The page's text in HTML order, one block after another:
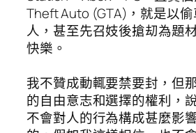
Theft Auto (GTA)，就是以
人，甚至先召妓後搶刧為題
快樂。
我不贊成動輒要禁要封，但
的自由意志和選擇的權利，
不會對人的行為構成甚麼影